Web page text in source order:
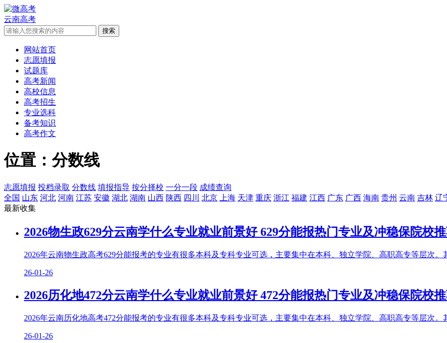
云南高考
网站首页
志愿填报
试题库
高考新闻
高校信息
高考招生
专业选科
备考知识
高考作文
位置：分数线
志愿填报 投档录取 分数线 填报指导 按分择校 一分一段 成绩查询
全国 山东 河北 河南 江苏 安徽 湖北 湖南 山西 陕西 四川 北京 上海 天津 重庆 浙江 福建 江西 广东 广西 海南 贵州 云南 吉林 辽
最新收集
2026物生政629分云南学什么专业就业前景好 629分能报热门专业及冲稳保院校
2026年云南物生政高考629分能报考的专业有很多本科及专科专业可选，主要集中在本科、独立学院、高职高专等层次。
26-01-26
2026历化地472分云南学什么专业就业前景好 472分能报热门专业及冲稳保院校
2026年云南历化地高考472分能报考的专业有很多本科及专科专业可选，主要集中在本科、独立学院、高职高专等层次。
26-01-26